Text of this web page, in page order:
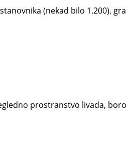
(nekad bilo 1.200),
prostranstvo livada,